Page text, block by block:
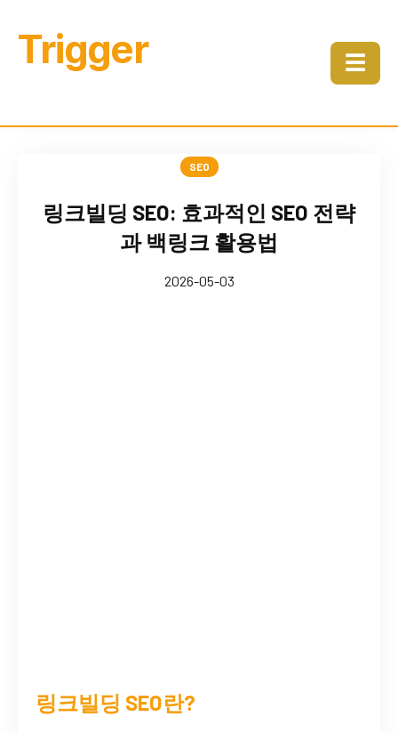
Trigger ☰
SEO
링크빌딩 SEO: 효과적인 SEO 전략
과 백링크 활용법
2026-05-03
링크빌딩 SEO란?